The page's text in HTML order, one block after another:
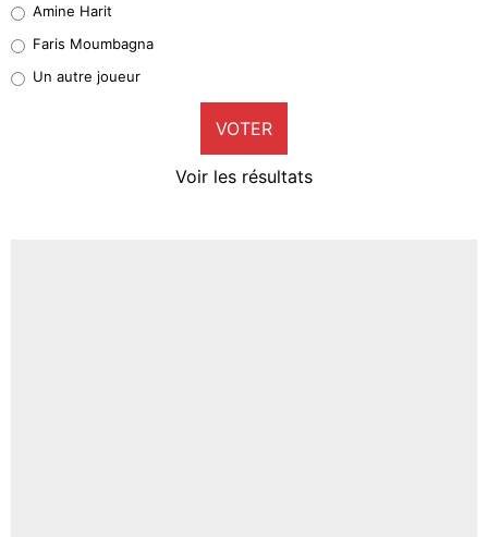
1%
9%
Amine Harit
Faris Moumbagna
Un autre joueur
VOTER
Voir les résultats